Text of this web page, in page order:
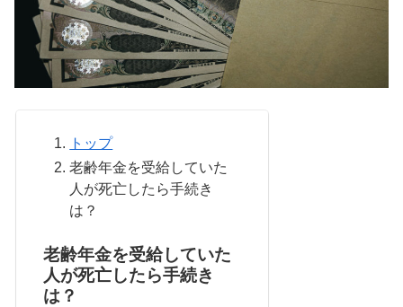
トップ
老齢年金を受給していた
人が死亡したら手続き
は？
老齢年金を受給していた
人が死亡したら手続き
は？